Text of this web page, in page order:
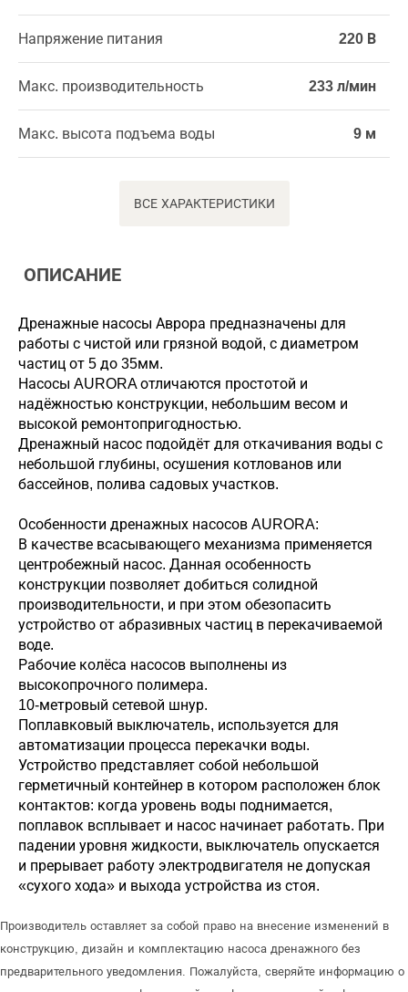
Напряжение питания 220 В
Макс. производительность 233 л/мин
Макс. высота подъема воды 9 м
ВСЕ ХАРАКТЕРИСТИКИ
ОПИСАНИЕ
Дренажные насосы Аврора предназначены для
работы с чистой или грязной водой, с диаметром
частиц от 5 до 35мм.
Насосы AURORA отличаются простотой и
надёжностью конструкции, небольшим весом и
высокой ремонтопригодностью.
Дренажный насос подойдёт для откачивания воды с
небольшой глубины, осушения котлованов или
бассейнов, полива садовых участков.
Особенности дренажных насосов AURORA:
В качестве всасывающего механизма применяется
центробежный насос. Данная особенность
конструкции позволяет добиться солидной
производительности, и при этом обезопасить
устройство от абразивных частиц в перекачиваемой
воде.
Рабочие колёса насосов выполнены из
высокопрочного полимера.
10-метровый сетевой шнур.
Поплавковый выключатель, используется для
автоматизации процесса перекачки воды.
Устройство представляет собой небольшой
герметичный контейнер в котором расположен блок
контактов: когда уровень воды поднимается,
поплавок всплывает и насос начинает работать. При
падении уровня жидкости, выключатель опускается
и прерывает работу электродвигателя не допуская
«сухого хода» и выхода устройства из стоя.
Производитель оставляет за собой право на внесение изменений в
конструкцию, дизайн и комплектацию насоса дренажного без
предварительного уведомления. Пожалуйста, сверяйте информацию о